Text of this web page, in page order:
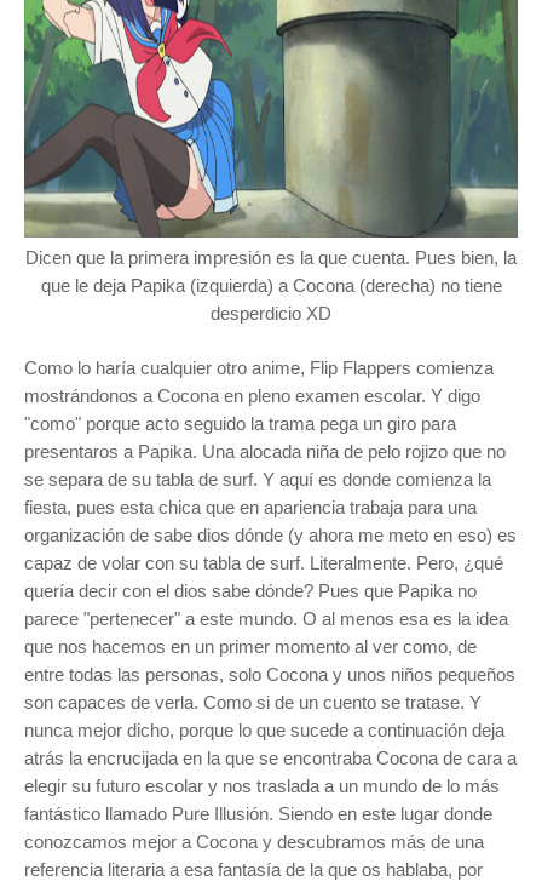
Dicen que la primera impresión es la que cuenta. Pues bien, la
que le deja Papika (izquierda) a Cocona (derecha) no tiene
desperdicio XD
Como lo haría cualquier otro anime, Flip Flappers comienza
mostrándonos a Cocona en pleno examen escolar. Y digo
"como" porque acto seguido la trama pega un giro para
presentaros a Papika. Una alocada niña de pelo rojizo que no
se separa de su tabla de surf. Y aquí es donde comienza la
fiesta, pues esta chica que en apariencia trabaja para una
organización de sabe dios dónde (y ahora me meto en eso) es
capaz de volar con su tabla de surf. Literalmente. Pero, ¿qué
quería decir con el dios sabe dónde? Pues que Papika no
parece "pertenecer" a este mundo. O al menos esa es la idea
que nos hacemos en un primer momento al ver como, de
entre todas las personas, solo Cocona y unos niños pequeños
son capaces de verla. Como si de un cuento se tratase. Y
nunca mejor dicho, porque lo que sucede a continuación deja
atrás la encrucijada en la que se encontraba Cocona de cara a
elegir su futuro escolar y nos traslada a un mundo de lo más
fantástico llamado Pure Illusión. Siendo en este lugar donde
conozcamos mejor a Cocona y descubramos más de una
referencia literaria a esa fantasía de la que os hablaba, por